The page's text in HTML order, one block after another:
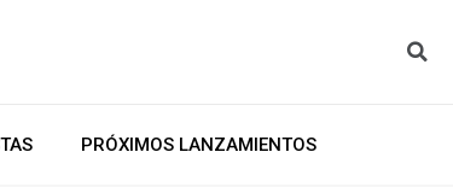
PRÓXIMOS LANZAMIENTOS